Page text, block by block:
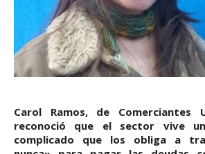
Carol Ramos, de Comerciantes
reconoció que el sector vive
complicado que los obliga a